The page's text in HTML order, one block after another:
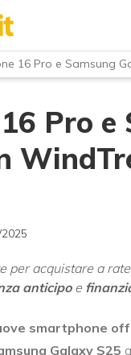
16 Pro e Samsung
Pro
per acquistare a rate
anticipoe
smartphone
Galaxy S25